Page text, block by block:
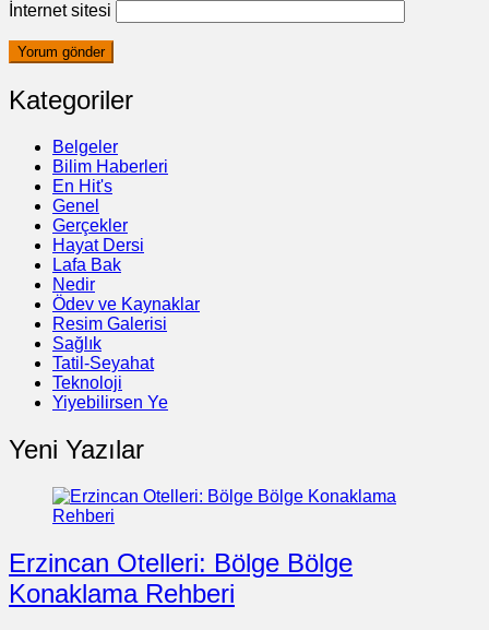
İnternet sitesi
Kategoriler
Belgeler
Bilim Haberleri
En Hit's
Genel
Gerçekler
Hayat Dersi
Lafa Bak
Nedir
Ödev ve Kaynaklar
Resim Galerisi
Sağlık
Tatil-Seyahat
Teknoloji
Yiyebilirsen Ye
Yeni Yazılar
Erzincan Otelleri: Bölge Bölge
Konaklama Rehberi